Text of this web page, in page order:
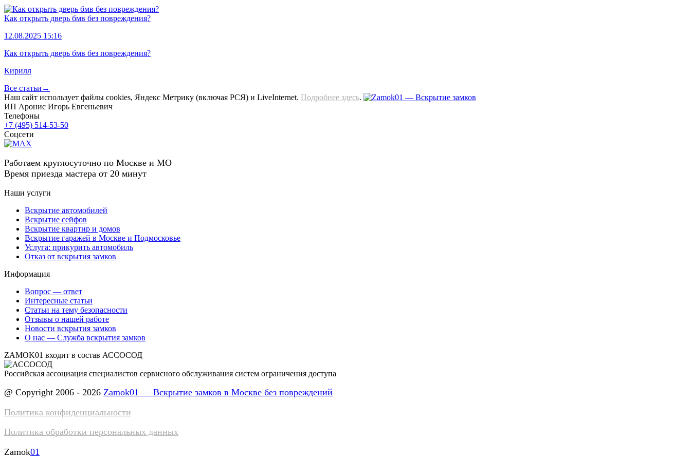
Как открыть дверь бмв без повреждения?
12.08.2025 15:16
Как открыть дверь бмв без повреждения?
Кирилл
Все статьи→
Наш сайт использует файлы cookies, Яндекс Метрику (включая РСЯ) и LiveInternet. Подробнее здесь.
ИП Аронис Игорь Евгеньевич
Телефоны
+7 (495) 514-53-50
Соцсети
Работаем круглосуточно по Москве и МО
Время приезда мастера от 20 минут
Наши услуги
Вскрытие автомобилей
Вскрытие сейфов
Вскрытие квартир и домов
Вскрытие гаражей в Москве и Подмосковье
Услуга: прикурить автомобиль
Отказ от вскрытия замков
Информация
Вопрос — ответ
Интересные статьи
Статьи на тему безопасности
Отзывы о нашей работе
Новости вскрытия замков
О нас — Служба вскрытия замков
ZAMOK01 входит в состав АССОСОД
Российская ассоциация специалистов сервисного обслуживания систем ограничения доступа
@ Copyright 2006 - 2026 Zamok01 — Вскрытие замков в Москве без повреждений
Политика конфиденциальности
Политика обработки персональных данных
Zamok01